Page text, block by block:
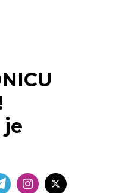
je